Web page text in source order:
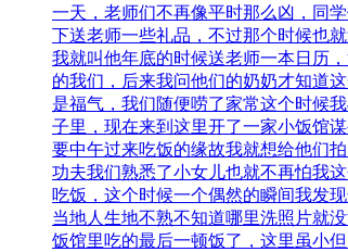
一天，老师们不再像平时那么凶，同
下送老师一些礼品，不过那个时候也
我就叫他年底的时候送老师一本日历
的我们，后来我问他们的奶奶才知道
是福气，我们随便唠了家常这个时候
子里，现在来到这里开了一家小饭馆
要中午过来吃饭的缘故我就想给他们
功夫我们熟悉了小女儿也就不再怕我
吃饭，这个时候一个偶然的瞬间我发
当地人生地不熟不知道哪里洗照片就
饭馆里吃的最后一顿饭了，这里虽小